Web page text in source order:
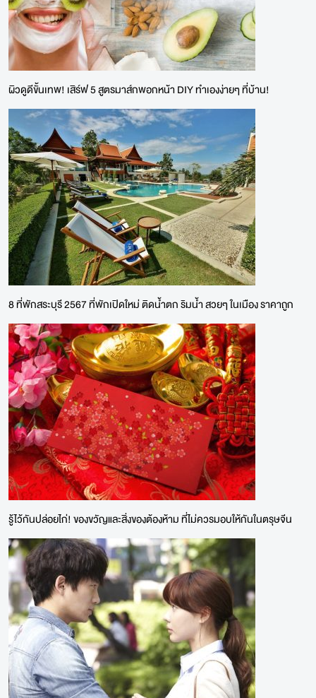
ผิวดูดีขั้นเทพ! เสิร์ฟ 5 สูตรมาส์กพอกหน้า DIY ทำเองง่ายๆ ที่บ้าน!
8 ที่พักสระบุรี 2567 ที่พักเปิดใหม่ ติดน้ำตก ริมน้ำ สวยๆ ในเมือง ราคาถูก
รู้ไว้กันปล่อยไก่! ของขวัญและสิ่งของต้องห้าม ที่ไม่ควรมอบให้กันในตรุษจีน